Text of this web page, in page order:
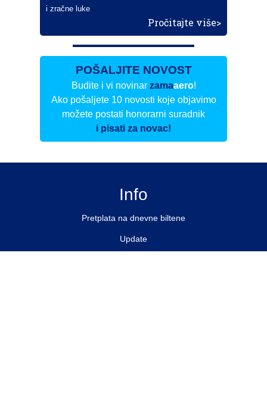
i zračne luke
Pročitajte više>
POŠALJITE NOVOST
Budite i vi novinar zamaaero!
Ako pošaljete 10 novosti koje objavimo
možete postati honorarni suradnik
i pisati za novac!
Info
Pretplata na dnevne biltene
Update